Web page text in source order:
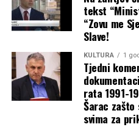
8 kolovoza, 2026
Mate Rimac
Francuskoj i
milijuna eura!
8 kolovoza, 2026
zlatnim slovima upisana u
što su upisali svoja imena u
nekretnina i trgovačkih
spomenike.
U danima kada Šuica živi
stanovnika višestruko
događanja, svatko može
kim provesti vrijeme, na
tekst
“Zovu me
Slave!
KULTURA 1
Tjedni
rata 1991-
Šarac zašto
svima za